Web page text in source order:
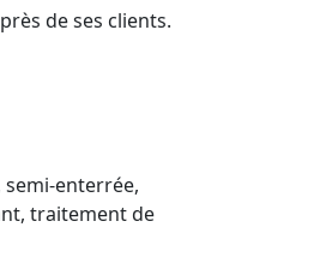
de ses clients.
enterrée,
traitement de